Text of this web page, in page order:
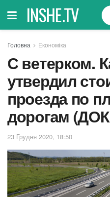
INSHE.TV
Головна Економіка
С ветерком.
утвердил
проезда по
дорогам
23 Грудня 2020, 18:50